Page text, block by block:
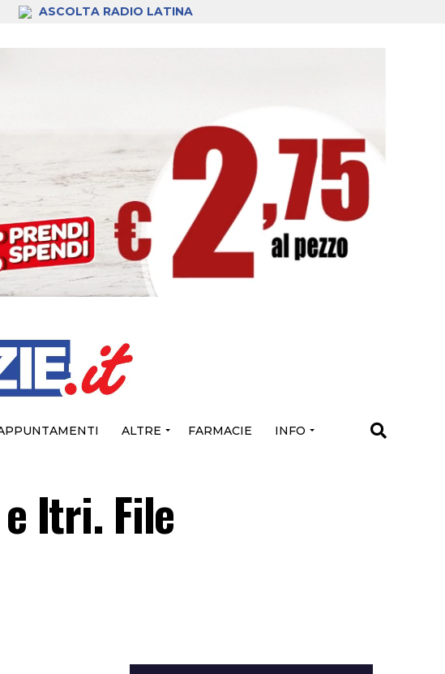
ASCOLTA RADIO LATINA
ALTRE FARMACIE INFO
Itri. File